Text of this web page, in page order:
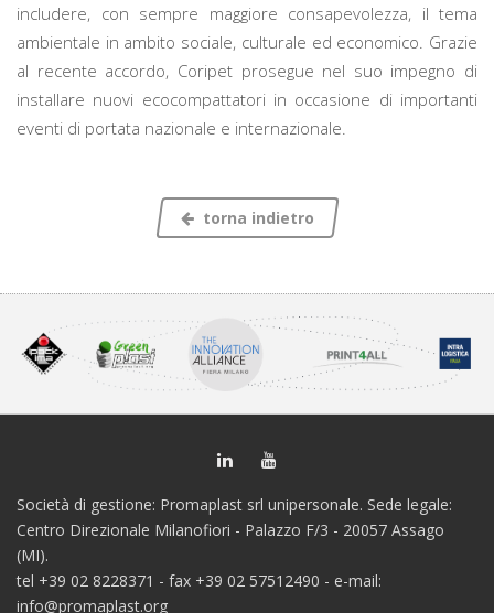
includere, con sempre maggiore consapevolezza, il tema
ambientale in ambito sociale, culturale ed economico. Grazie
al recente accordo, Coripet prosegue nel suo impegno di
installare nuovi ecocompattatori in occasione di importanti
eventi di portata nazionale e internazionale.
torna indietro
Società di gestione: Promaplast srl unipersonale. Sede legale:
Centro Direzionale Milanofiori - Palazzo F/3 - 20057 Assago
(MI).
tel +39 02 8228371 - fax +39 02 57512490 - e-mail:
info@promaplast.org